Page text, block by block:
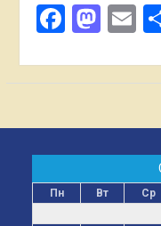
Пн Вт Ср